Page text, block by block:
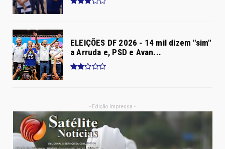
ELEIÇÕES DF 2026 - 14 mil dizem "sim"
a Arruda e, PSD e Avan...
- Edição Impressa -